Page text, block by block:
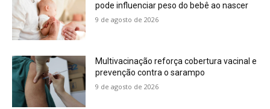
pode influenciar peso do bebê ao nascer
9 de agosto de 2026
Multivacinação reforça cobertura vacinal e
prevenção contra o sarampo
9 de agosto de 2026